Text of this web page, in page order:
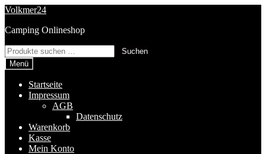
Zur
springen
Zum
springen
Volkmer24
Camping Onlineshop
Suchen
nach:
Suchen
Menü
Startseite
Impressum
AGB
Datenschutz
Warenkorb
Kasse
Mein Konto